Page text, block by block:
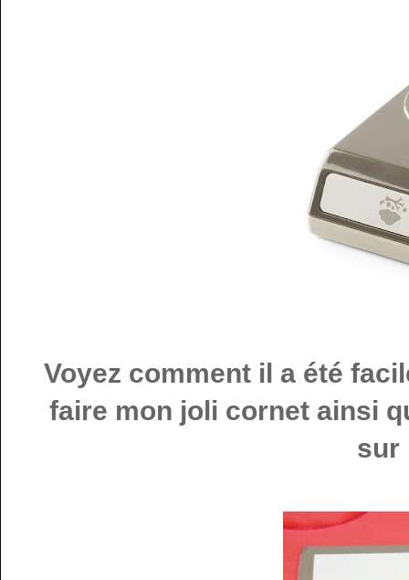
Voyez comment il a été
faire mon joli cornet ainsi
sur